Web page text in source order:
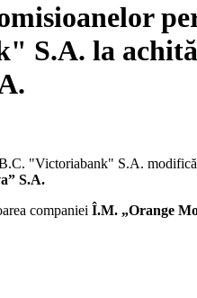
S.A. la
"Victoriabank" S.A. modifică
S.А.
companiei Î.M. „Orange